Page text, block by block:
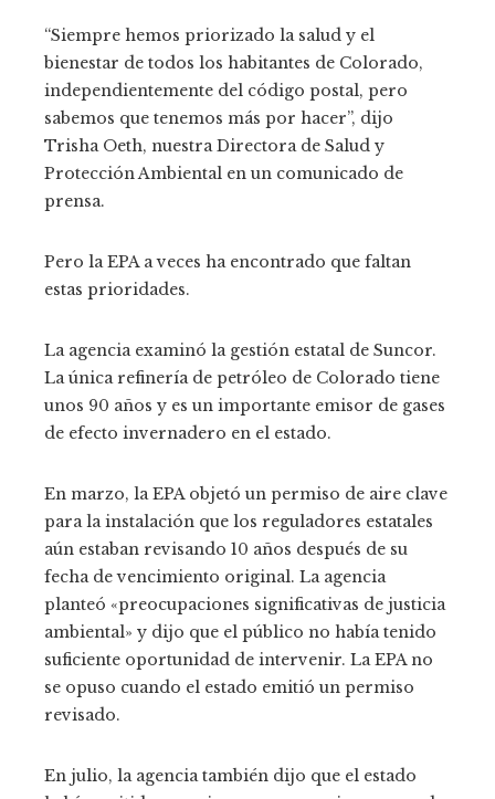
“Siempre hemos priorizado la salud y el
bienestar de todos los habitantes de Colorado,
independientemente del código postal, pero
sabemos que tenemos más por hacer”, dijo
Trisha Oeth, nuestra Directora de Salud y
Protección Ambiental en un comunicado de
prensa.
Pero la EPA a veces ha encontrado que faltan
estas prioridades.
La agencia examinó la gestión estatal de Suncor.
La única refinería de petróleo de Colorado tiene
unos 90 años y es un importante emisor de gases
de efecto invernadero en el estado.
En marzo, la EPA objetó un permiso de aire clave
para la instalación que los reguladores estatales
aún estaban revisando 10 años después de su
fecha de vencimiento original. La agencia
planteó «preocupaciones significativas de justicia
ambiental» y dijo que el público no había tenido
suficiente oportunidad de intervenir. La EPA no
se opuso cuando el estado emitió un permiso
revisado.
En julio, la agencia también dijo que el estado